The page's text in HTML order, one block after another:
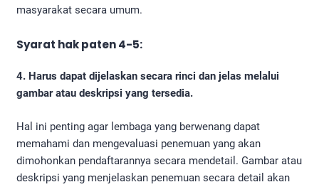
masyarakat secara umum.
Syarat hak paten 4-5:
4. Harus dapat dijelaskan secara rinci dan jelas melalui
gambar atau deskripsi yang tersedia.
Hal ini penting agar lembaga yang berwenang dapat
memahami dan mengevaluasi penemuan yang akan
dimohonkan pendaftarannya secara mendetail. Gambar atau
deskripsi yang menjelaskan penemuan secara detail akan